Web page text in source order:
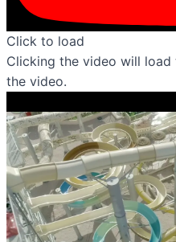
Click to load
Clicking the video will
the video.